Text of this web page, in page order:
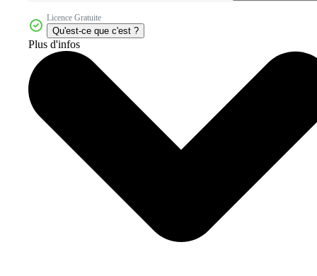
Licence Gratuite
Qu'est-ce que c'est ?
Plus d'infos